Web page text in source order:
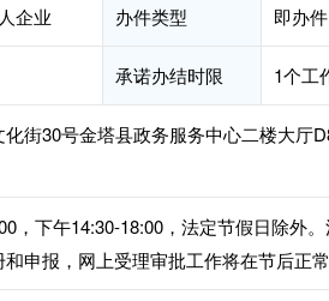
企业 办件类型 即办件
承诺办结时限 1个工
街30号金塔县政务服务中心二楼大厅
，下午14:30-18:00，法定节假日除外
申报，网上受理审批工作将在节后正